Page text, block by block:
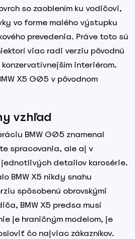
so zaoblením ku vodičovi,
vo forme malého výstupku
prevedenia. Práve toto sú
viac radi verziu pôvodnú
interiérom.
X5 G05 v pôvodnom
vzhľad
BMW G05 znamenal
spracovania, ale aj v
detailov karosérie.
BMW X5 nikdy snahu
spôsobenú obrovskými
BMW X5 predsa musí
je hraničným modelom, je
čo najviac zákazníkov.